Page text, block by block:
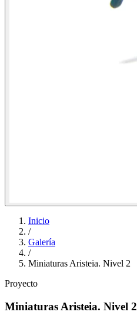
Inicio
/
Galería
/
Miniaturas Aristeia. Nivel 2
Proyecto
Miniaturas Aristeia. Nivel 2